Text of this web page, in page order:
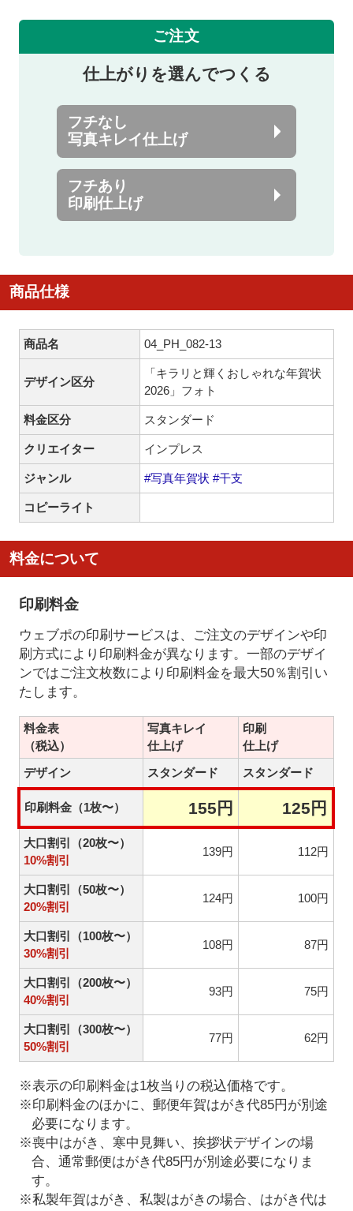
ご注文
仕上がりを選んでつくる
フチなし
写真キレイ仕上げ
フチあり
印刷仕上げ
商品仕様
商品名 04_PH_082-13
デザイン区分
「キラリと輝くおしゃれな年賀状
2026」フォト
料金区分 スタンダード
クリエイター インプレス
ジャンル #写真年賀状 #干支
コピーライト
料金について
印刷料金
ウェブポの印刷サービスは、ご注文のデザインや印
刷方式により印刷料金が異なります。一部のデザイ
ンではご注文枚数により印刷料金を最大50％割引い
たします。
料金表
（税込）
写真キレイ
仕上げ
印刷
仕上げ
デザイン
スタンダード スタンダード
印刷料金（1枚〜） 155円 125円
大口割引（20枚〜）
10%割引
139円 112円
大口割引（50枚〜）
20%割引
124円 100円
大口割引（100枚〜）
30%割引
108円 87円
大口割引（200枚〜）
40%割引
93円 75円
大口割引（300枚〜）
50%割引
77円 62円
※表示の印刷料金は1枚当りの税込価格です。
※印刷料金のほかに、郵便年賀はがき代85円が別途
必要になります。
※喪中はがき、寒中見舞い、挨拶状デザインの場
合、通常郵便はがき代85円が別途必要になりま
す。
※私製年賀はがき、私製はがきの場合、はがき代は